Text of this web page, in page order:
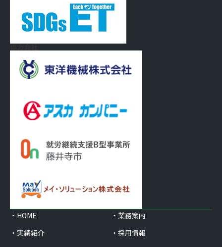
協力会社
・HOME
・業務案内
・実績紹介
・採用情報